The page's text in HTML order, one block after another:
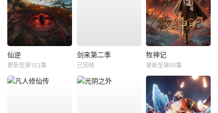
仙逆
更新至第153集
剑来第二季
已完结
牧神记
更新至第95集